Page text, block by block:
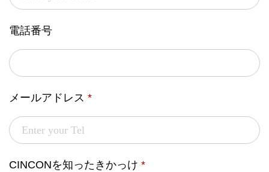
電話番号
メールアドレス *
CINCONを知ったきかっけ *